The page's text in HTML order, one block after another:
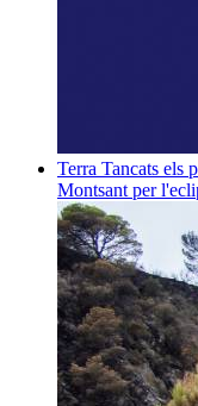
Terra Tancats els
Montsant per